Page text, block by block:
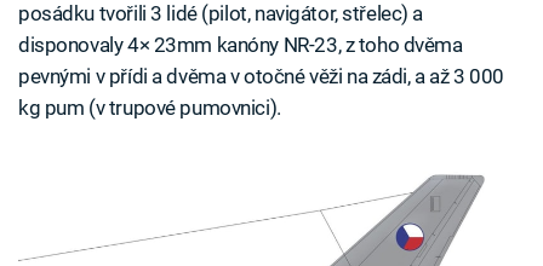
posádku tvořili 3 lidé (pilot, navigátor, střelec) a
disponovaly 4× 23mm kanóny NR-23, z toho dvěma
pevnými v přídi a dvěma v otočné věži na zádi, a až 3 000
kg pum (v trupové pumovnici).